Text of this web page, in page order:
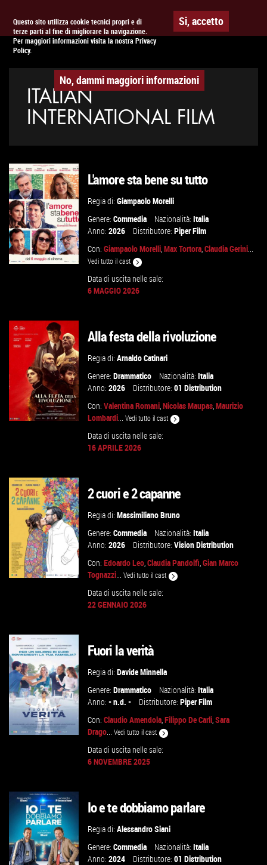
Questo sito utilizza cookie tecnici propri e di
terze parti al fine di migliorare la navigazione.
Per maggiori informazioni visita la nostra Privacy
Policy.
Si, accetto
No, dammi maggiori informazioni
APPUNTAMENTO AL CINEMA
ITALIAN
INTERNATIONAL FILM
VAI ALLA SCHEDA
L'amore sta bene su tutto
Regia di:Giampaolo Morelli
Genere:Commedia Nazionalità:Italia
Anno:2026 Distributore:Piper Film
Con:Giampaolo Morelli,Max Tortora,Claudia Gerini...
Vedi tutto il cast
Data di uscita nelle sale:
6 MAGGIO 2026
VAI ALLA SCHEDA
Alla festa della rivoluzione
Regia di:Arnaldo Catinari
Genere:Drammatico Nazionalità:Italia
Anno:2026 Distributore:01 Distribution
Con:Valentina Romani,Nicolas Maupas,Maurizio
Lombardi...Vedi tutto il cast
Data di uscita nelle sale:
16 APRILE 2026
TROVA IL CINEMA
VAI ALLA SCHEDA
2 cuori e 2 capanne
Regia di:Massimiliano Bruno
Genere:Commedia Nazionalità:Italia
Anno:2026 Distributore:Vision Distribution
Con:Edoardo Leo,Claudia Pandolfi,Gian Marco
Tognazzi...Vedi tutto il cast
Data di uscita nelle sale:
22 GENNAIO 2026
VAI ALLA SCHEDA
Fuori la verità
Regia di:Davide Minnella
Genere:Drammatico Nazionalità:Italia
Anno:- n.d. - Distributore:Piper Film
Con:Claudio Amendola,Filippo De Carli,Sara
Drago...Vedi tutto il cast
Data di uscita nelle sale:
6 NOVEMBRE 2025
Io e te dobbiamo parlare
Regia di:Alessandro Siani
Genere:Commedia Nazionalità:Italia
Anno:2024 Distributore:01 Distribution